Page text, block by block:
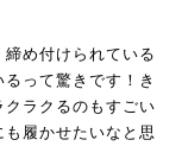
め付けられている
って驚きです！き
ラクるのもすごい
履かせたいなと思